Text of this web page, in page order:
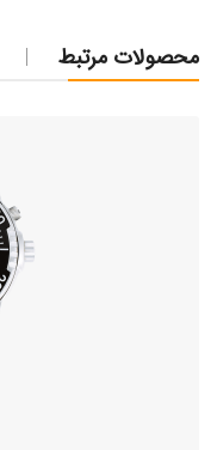
محصولات مرتبط